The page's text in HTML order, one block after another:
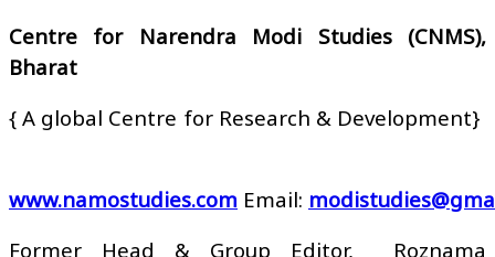
Centre for Narendra Modi Studies (CNMS),
Bharat
{ A global Centre for Research & Development}
www.namostudies.com Email:
Former Head & Group Editor, Roznama